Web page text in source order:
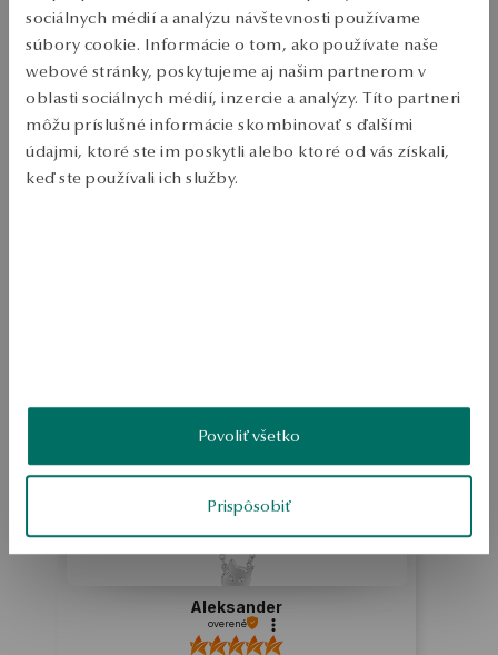
sociálnych médií a analýzu návštevnosti používame
súbory cookie. Informácie o tom, ako používate naše
webové stránky, poskytujeme aj našim partnerom v
oblasti sociálnych médií, inzercie a analýzy. Títo partneri
môžu príslušné informácie skombinovať s ďalšími
údajmi, ktoré ste im poskytli alebo ktoré od vás získali,
keď ste používali ich služby.
Povoliť všetko
Prispôsobiť
PODROBNOSTI
Ruda: zlatá Test: 585 Typ spony: krídlo Ozdoba: 44 čiernych
diamantov s celkovou hmotnosťou 0.52 ct diamantového rezu okrúhle
Celková hmotnosť: 2.50g Kvalita diamantov potvrdená certifikátom
právosti ÁNO
SKU: JZ19675-ZC000-DIO000-X50
Aleksander
overené